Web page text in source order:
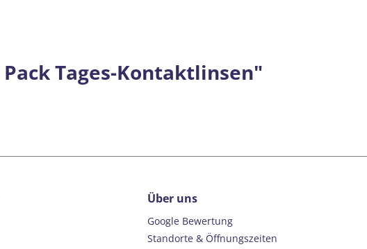
Tages-Kontaktlinsen"
Über uns
Google Bewertung
Standorte & Öffnungszeiten